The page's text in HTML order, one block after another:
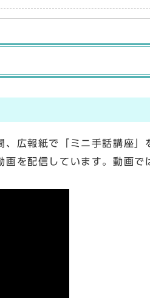
広報紙で「ミニ手話講座」
を配信しています。動画で